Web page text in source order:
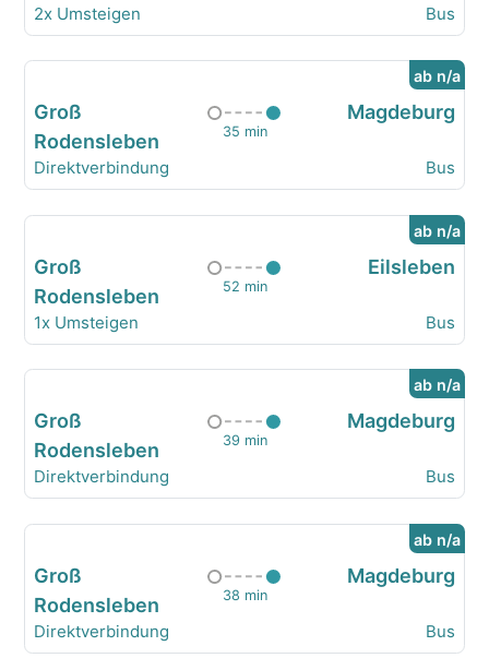
2x Umsteigen Bus
ab n/a
Groß
Rodensleben
35 min
Magdeburg
Direktverbindung Bus
ab n/a
Groß
Rodensleben
52 min
Eilsleben
1x Umsteigen Bus
ab n/a
Groß
Rodensleben
39 min
Magdeburg
Direktverbindung Bus
ab n/a
Groß
Rodensleben
38 min
Magdeburg
Direktverbindung Bus